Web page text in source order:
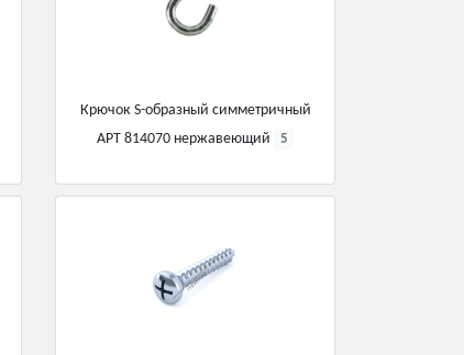
Крючок S-образный симметричный
АРТ 814070 нержавеющий
5